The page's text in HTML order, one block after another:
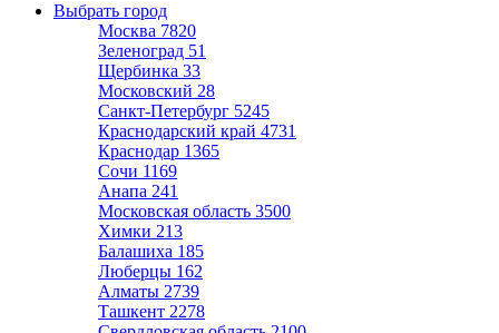
Выбрать город
Москва 7820
Зеленоград 51
Щербинка 33
Московский 28
Санкт-Петербург 5245
Краснодарский край 4731
Краснодар 1365
Сочи 1169
Анапа 241
Московская область 3500
Химки 213
Балашиха 185
Люберцы 162
Алматы 2739
Ташкент 2278